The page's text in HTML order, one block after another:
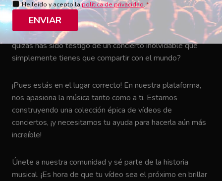
¿Tienes guardado en tu teléfono ese increíble momento
en el que tu artista favorito hizo temblar el escenario? ¿O
quizás has sido testigo de un concierto inolvidable que
simplemente tienes que compartir con el mundo?
¡Pues estás en el lugar correcto! En nuestra plataforma,
nos apasiona la música tanto como a ti. Estamos
construyendo una colección épica de vídeos de
conciertos, ¡y necesitamos tu ayuda para hacerla aún más
increíble!
Únete a nuestra comunidad y sé parte de la historia
musical. ¡Es hora de que tu vídeo sea el próximo en brillar
He leído y acepto lapolítica de privacidad.*
ENVIAR